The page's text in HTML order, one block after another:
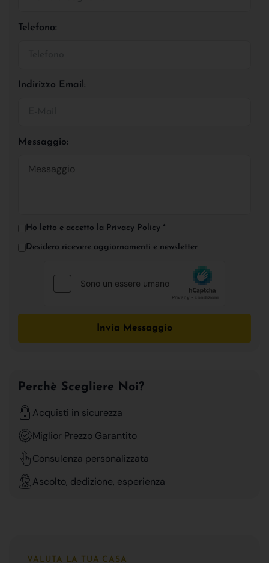
Telefono:
Indirizzo Email:
Messaggio:
Ho letto e accetto la Privacy Policy *
Desidero ricevere aggiornamenti e newsletter
Invia Messaggio
Perchè Scegliere Noi?
Acquisti in sicurezza
Miglior Prezzo Garantito
Consulenza personalizzata
Ascolto, dedizione, esperienza
VALUTA LA TUA CASA